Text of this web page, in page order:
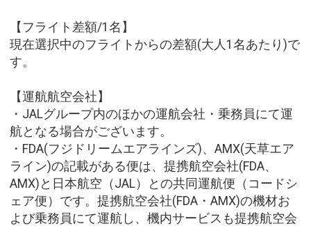
【フライト差額/1名】
現在選択中のフライトからの差額(大人1名あたり)で
す。
【運航航空会社】
・JALグループ内のほかの運航会社・乗務員にて運
航となる場合がございます。
・FDA(フジドリームエアラインズ)、AMX(天草エア
ライン)の記載がある便は、提携航空会社(FDA、
AMX)と日本航空（JAL）との共同運航便（コードシ
ェア便）です。提携航空会社(FDA・AMX)の機材お
よび乗務員にて運航し、機内サービスも提携航空会